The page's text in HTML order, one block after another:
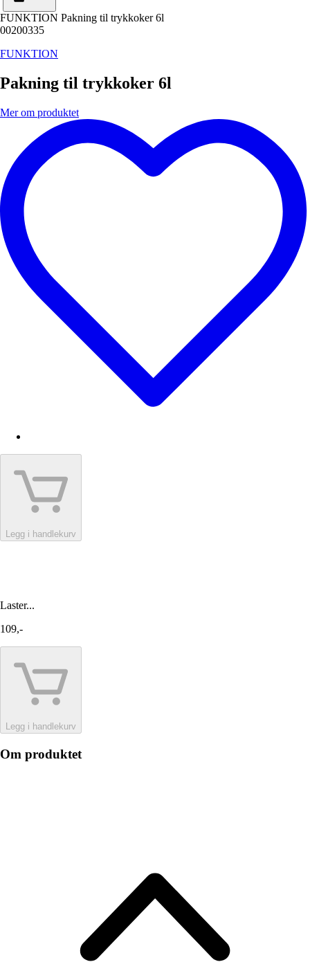
FUNKTION Pakning til trykkoker 6l
00200335
FUNKTION
Pakning til trykkoker 6l
Mer om produktet
Legg i handlekurv
Laster...
109,-
Legg i handlekurv
Om produktet